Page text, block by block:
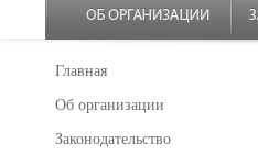
Главная
Об организации
Законодательство